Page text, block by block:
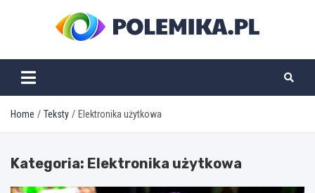
polemika.pl
Home Teksty Elektronika użytkowa
Kategoria: Elektronika użytkowa